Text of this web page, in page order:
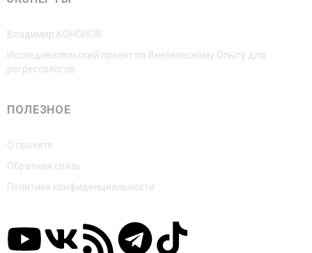
Владимир КОНОНОВ
Исследовательский проект по Внетелесному Опыту для
регрессологов
ПОЛЕЗНОЕ
О проекте
Обратная связь
Политика конфиденциальности